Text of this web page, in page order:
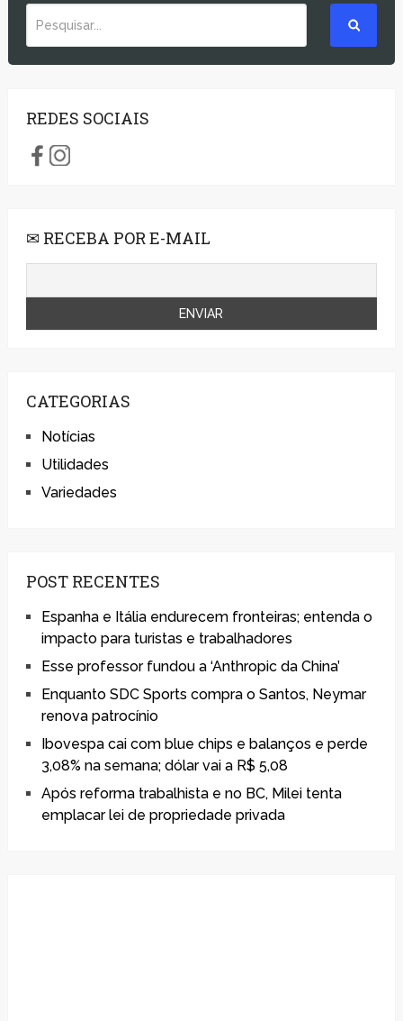
REDES SOCIAIS
✉ RECEBA POR E-MAIL
CATEGORIAS
Notícias
Utilidades
Variedades
POST RECENTES
Espanha e Itália endurecem fronteiras; entenda o
impacto para turistas e trabalhadores
Esse professor fundou a ‘Anthropic da China’
Enquanto SDC Sports compra o Santos, Neymar
renova patrocínio
Ibovespa cai com blue chips e balanços e perde
3,08% na semana; dólar vai a R$ 5,08
Após reforma trabalhista e no BC, Milei tenta
emplacar lei de propriedade privada